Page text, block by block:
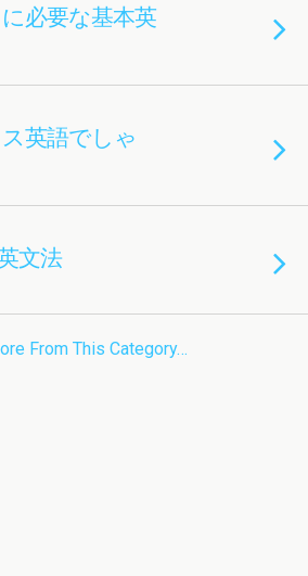
必要な基本英
英語でしゃ
文法
From This Category…